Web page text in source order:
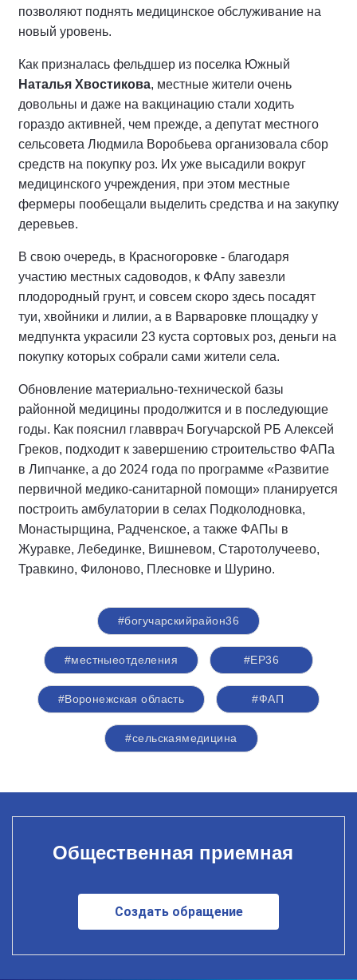
позволяют поднять медицинское обслуживание на
новый уровень.
Как призналась фельдшер из поселка Южный
Наталья Хвостикова, местные жители очень
довольны и даже на вакцинацию стали ходить
гораздо активней, чем прежде, а депутат местного
сельсовета Людмила Воробьева организовала сбор
средств на покупку роз. Их уже высадили вокруг
медицинского учреждения, при этом местные
фермеры пообещали выделить средства и на закупку
деревьев.
В свою очередь, в Красногоровке - благодаря
участию местных садоводов, к ФАпу завезли
плодородный грунт, и совсем скоро здесь посадят
туи, хвойники и лилии, а в Варваровке площадку у
медпункта украсили 23 куста сортовых роз, деньги на
покупку которых собрали сами жители села.
Обновление материально-технической базы
районной медицины продолжится и в последующие
годы. Как пояснил главврач Богучарской РБ Алексей
Греков, подходит к завершению строительство ФАПа
в Липчанке, а до 2024 года по программе «Развитие
первичной медико-санитарной помощи» планируется
построить амбулатории в селах Подколодновка,
Монастырщина, Радченское, а также ФАПы в
Журавке, Лебединке, Вишневом, Старотолучеево,
Травкино, Филоново, Плесновке и Шурино.
#богучарскийрайон36
#местныеотделения #ЕР36
#Воронежская область #ФАП
#сельскаямедицина
Общественная приемная
Создать обращение